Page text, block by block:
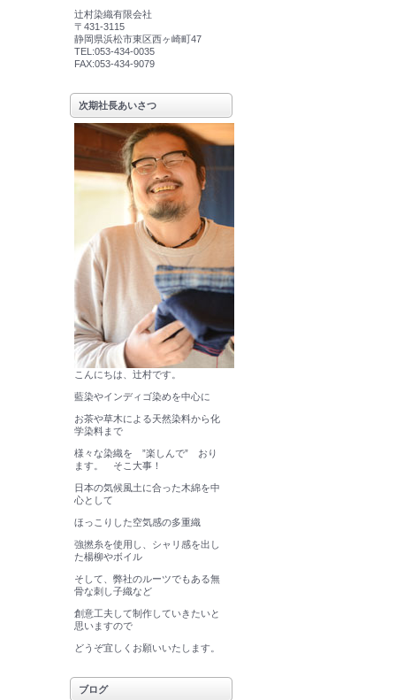
辻村染織有限会社
〒431-3115
静岡県浜松市東区西ヶ崎町47
TEL:053-434-0035
FAX:053-434-9079
次期社長あいさつ
こんにちは、辻村です。
藍染やインディゴ染めを中心に
お茶や草木による天然染料から化
学染料まで
様々な染織を ”楽しんで” おり
ます。 そこ大事！
日本の気候風土に合った木綿を中
心として
ほっこりした空気感の多重織
強撚糸を使用し、シャリ感を出し
た楊柳やボイル
そして、弊社のルーツでもある無
骨な刺し子織など
創意工夫して制作していきたいと
思いますので
どうぞ宜しくお願いいたします。
ブログ